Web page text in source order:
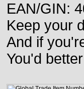
EAN/GIN:
Keep your
And if
You'd